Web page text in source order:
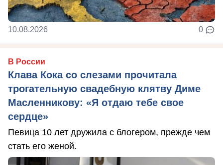
10.08.2026 0
В России
Клава Кока со слезами прочитала
трогательную свадебную клятву Диме
Масленникову: «Я отдаю тебе свое
сердце»
Певица 10 лет дружила с блогером, прежде чем
стать его женой.